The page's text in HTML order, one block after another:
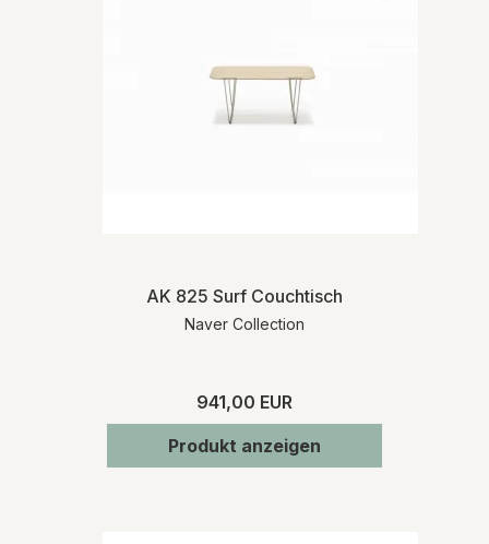
AK 825 Surf Couchtisch
Naver Collection
941,00 EUR
Produkt anzeigen